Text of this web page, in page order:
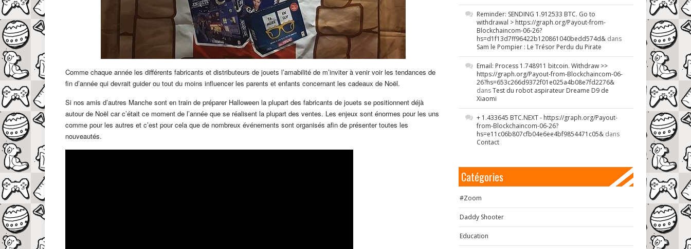
Comme chaque année les différents fabricants et distributeurs de jouets l’amabilité de m’inviter à venir voir les tendances de
fin d’année qui devrait guider ou tout du moins influencer les parents et enfants concernant les cadeaux de Noël.
Si nos amis d’autres Manche sont en train de préparer Halloween la plupart des fabricants de jouets se positionnent déjà
autour de Noël car c’était ce moment de l’année que se réalisent la plupart des ventes. Les enjeux sont énormes pour les uns
comme pour les autres et c’est pour cela que de nombreux événements sont organisés afin de présenter toutes les
nouveautés.
Reminder: SENDING 1.912533 BTC. Go to
withdrawal > https://graph.org/Payout-from-
Blockchaincom-06-26?
hs=d1f13d7ff96422b120861040bedd574d& dans
Sam le Pompier : Le Trésor Perdu du Pirate
Email: Process 1.748911 bitcoin. Withdraw >>
https://graph.org/Payout-from-Blockchaincom-06-
26?hs=653c266d9372f01e025a4b08e7fd2276&
dansTest du robot aspirateur Dreame D9 de
Xiaomi
+ 1.433645 BTC.NEXT - https://graph.org/Payout-
from-Blockchaincom-06-26?
hs=e11c06b807cfb04e6ee4bf9854471c05& dans
Contact
Catégories
#Zoom
Daddy Shooter
Education